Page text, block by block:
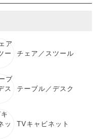
チェア／スツール
テーブル／デスク
TVキャビネット